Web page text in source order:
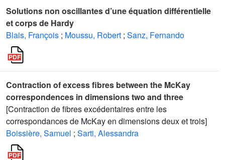
Solutions non oscillantes d’une équation différentielle
et corps de Hardy
Blais, François ; Moussu, Robert ; Sanz, Fernando
Contraction of excess fibres between the McKay
correspondences in dimensions two and three
[Contraction de fibres excédentaires entre les
correspondances de McKay en dimensions deux et trois]
Boissière, Samuel ; Sarti, Alessandra